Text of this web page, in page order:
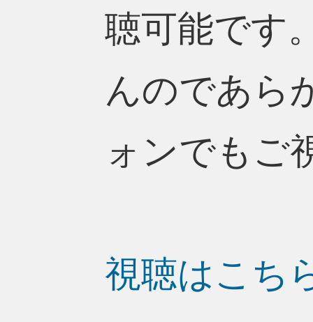
聴可能です
んのであら
ォンでもご
視聴はこち